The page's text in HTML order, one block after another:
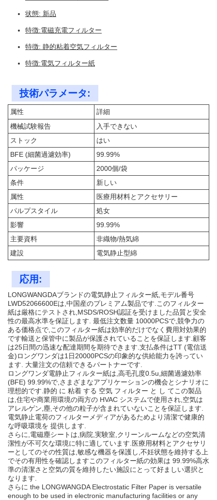
状態: 新品
特徴:電磁充電フィルター
特徴: 静的粘着空気フィルター
特徴:電気フィルター紙
技術パラメータ:
属性
詳細
機械試験報告
入手できない
ストック
はい
BFE (細菌過濾効率)
99.99%
パッケージ
2000個/袋
条件
新しい
属性
医療用材料とアクセサリー
パルプスタイル
処女
影響
99.99%
主要資料
非織物/熱気綿
建設
電気静止型綿
応用:
LONGWANGDAブランドの電気静止フィルター紙,モデル番号
LWD52066600Eは,中国産のプレミアム製品です.このフィルター
紙は厳格にテストされ,MSDS/ROSH認証を受けました品質と安全
性の最高水準を保証します. 最低注文数量 10000PCSで,競争力の
ある価格点で,このフィルター紙は効率的だけでなく費用対効果的
です輸送と保管中に製品が保護されていることを保証します.顧客
は25日間の迅速な配達期間を期待できます.支払条件はTT (電信送
金)ロングワンダは1日20000PCSの印象的な供給能力を誇ってい
ます. 大量注文の信頼できるパートナーです.
ロングワンダ電静止フィルター紙は,高毛孔度0.5u,細菌過濾効率
(BFE) 99.99%で,さまざまなアプリケーションの機会とシナリオに
理想的です.静的 に 粘着 する 空気 フィルター と し てこの製品
は,住宅や商業用環境の両方の HVAC システムで使用され,空気は
アレルゲン,塵,その他の粒子が含まれていないことを保証します.
電気静止電荷のフィルターメディアがあるためより清潔で健康的
な呼吸環境を 提供します.
さらに,電磁塵シートは,病院,実験室,クリーンルームなどの空気清
潔性が不可欠な環境に特に適しています.医療用材料とアクセサリ
ーとしてのその性質は,敏感な機器を保護し,不妊状態を維持する上
でその有用性を確認しますこのフィルター紙の効果は 99.99%高水
準の清潔さと空気の質を維持したい施設にとって好ましい選択と
なります.
さらに the LONGWANGDA Electrostatic Filter Paper is versatile
enough to be used in electronic manufacturing facilities or any